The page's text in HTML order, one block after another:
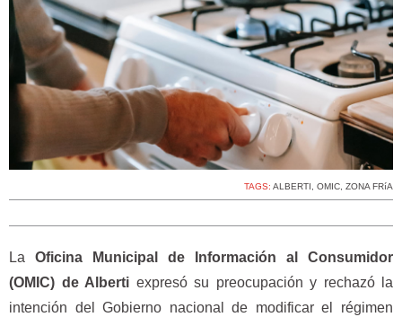
TAGS: ALBERTI , OMIC, ZONA FRíA
La Oficina Municipal de Información al Consumidor
(OMIC) de Alberti expresó su preocupación y rechazó la
intención del Gobierno nacional de modificar el régimen